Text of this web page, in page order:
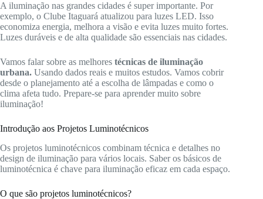
A iluminação nas grandes cidades é super importante. Por
exemplo, o Clube Itaguará atualizou para luzes LED. Isso
economiza energia, melhora a visão e evita luzes muito fortes.
Luzes duráveis e de alta qualidade são essenciais nas cidades.
Vamos falar sobre as melhores técnicas de iluminação
urbana. Usando dados reais e muitos estudos. Vamos cobrir
desde o planejamento até a escolha de lâmpadas e como o
clima afeta tudo. Prepare-se para aprender muito sobre
iluminação!
Introdução aos Projetos Luminotécnicos
Os projetos luminotécnicos combinam técnica e detalhes no
design de iluminação para vários locais. Saber os básicos de
luminotécnica é chave para iluminação eficaz em cada espaço.
O que são projetos luminotécnicos?